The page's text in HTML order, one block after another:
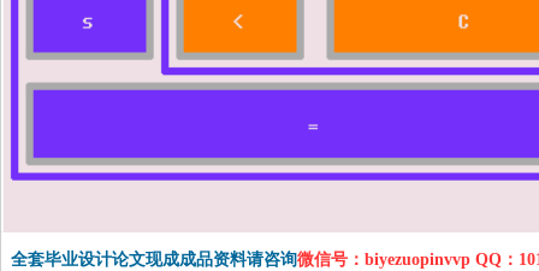
全套毕业设计论文现成成品资料请咨询微信号：biyezuopinvvp QQ：